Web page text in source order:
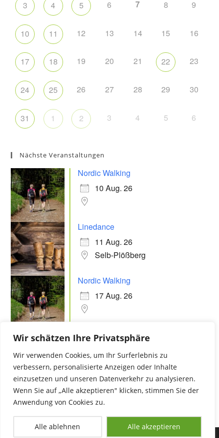
Wir schätzen Ihre Privatsphäre
Wir verwenden Cookies, um Ihr Surferlebnis zu
verbessern, personalisierte Anzeigen oder Inhalte
einzusetzen und unseren Datenverkehr zu analysieren.
Wenn Sie auf „Alle akzeptieren" klicken, stimmen Sie der
Anwendung von Cookies zu.
Alle ablehnen Alle akzeptieren
3 4 5 6 7 8 9
10 11 12 13 14 15 16
17 18 19 20 21 22 23
24 25 26 27 28 29 30
31 1 2 3 4 5 6
Nächste Veranstaltungen
Nordic Walking
10 Aug. 26
Linedance
11 Aug. 26
Selb-Plößberg
Nordic Walking
17 Aug. 26
Linedance
Selb-Plößberg